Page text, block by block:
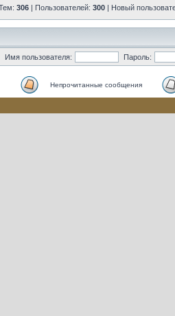
306 | Пользователей: 300 | Новый
Имя пользователя: Пароль:
Непрочитанные сообщения